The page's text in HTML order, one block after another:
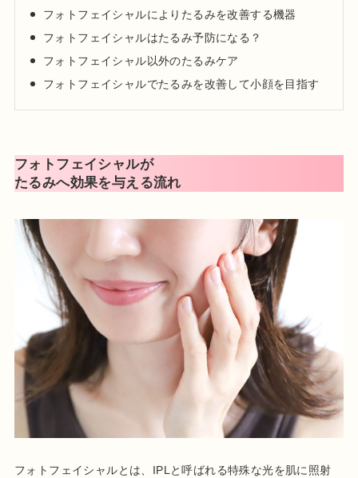
2015年01月 渋谷美容外科クリニック渋谷院 副院長就任
2024年01月 渋谷美容外科クリニック新宿院 院長就任
プロフィール
フォトフェイシャルによりたるみを改善する機器
フォトフェイシャルはたるみ予防になる？
フォトフェイシャル以外のたるみケア
フォトフェイシャルでたるみを改善して小顔を目指す
フォトフェイシャルが
たるみへ効果を与える流れ
フォトフェイシャルとは、IPLと呼ばれる特殊な光を肌に照射